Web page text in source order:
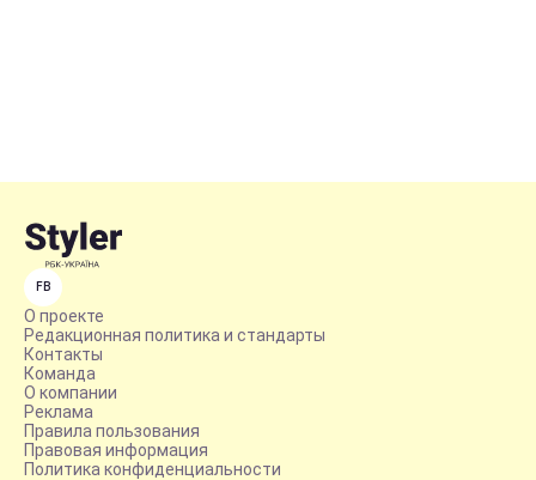
FB
О проекте
Редакционная политика и стандарты
Контакты
Команда
О компании
Реклама
Правила пользования
Правовая информация
Политика конфиденциальности